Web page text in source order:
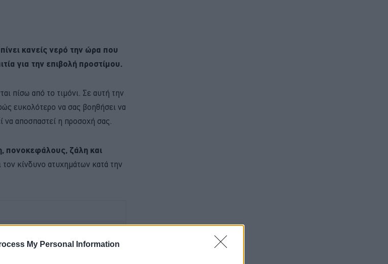
My Personal Information
κανείς νερό την ώρα που
για την επιβολή προστίμου.
πίσω από το τιμόνι. Σε αυτή την
ευκολότερο να σας βοηθήσει να
να αποσπαστεί η προσοχή σας.
πονοκεφάλους, ζάλη και
τον κίνδυνο ατυχημάτων κατά την